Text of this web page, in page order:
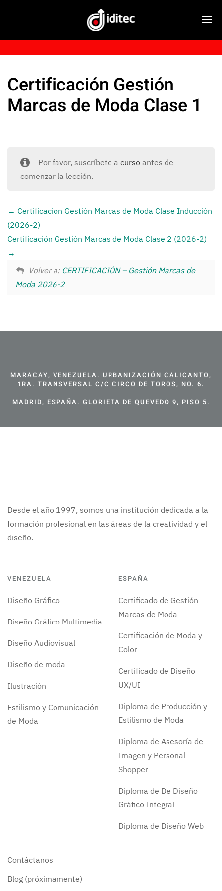
Certificación Gestión
Marcas de Moda Clase 1
Por favor, suscríbete a cursoantes de
comenzar la lección.
Certificación Gestión Marcas de Moda Clase Inducción
(2026-2)
Certificación Gestión Marcas de Moda Clase 2 (2026-2)
Volver a: CERTIFICACIÓN – Gestión Marcas de
Moda 2026-2
MARACAY, VENEZUELA. URBANIZACIÓN CALICANTO,
1RA. TRANSVERSAL C/C CIRCO DE TOROS, NO. 6.
MADRID, ESPAÑA. GLORIETA DE QUEVEDO 9, PISO 5.
Desde el año 1997, somos una institución dedicada a la
formación profesional en las áreas de la creatividad y el
diseño.
VENEZUELA
Diseño Gráfico
Diseño Gráfico Multimedia
Diseño Audiovisual
Diseño de moda
Ilustración
Estilismo y Comunicación
de Moda
ESPAÑA
Certificado de Gestión
Marcas de Moda
Certificación de Moda y
Color
Certificado de Diseño
UX/UI
Diploma de Producción y
Estilismo de Moda
Diploma de Asesoría de
Imagen y Personal
Shopper
Diploma de De Diseño
Gráfico Integral
Diploma de Diseño Web
Contáctanos
Blog (próximamente)